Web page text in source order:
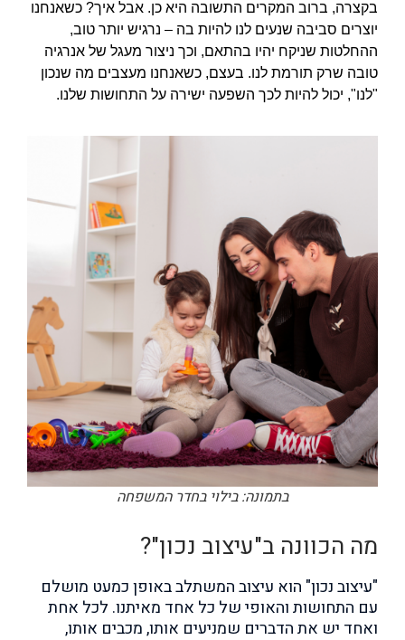
"לנו", יכול להיות לכך השפעה ישירה על התחושות שלנו.
בתמונה: בילוי בחדר המשפחה
מה הכוונה ב"עיצוב נכון"?
"עיצוב נכון" הוא עיצוב המשתלב באופן כמעט מושלם
עם התחושות והאופי של כל אחד מאיתנו. לכל אחת
ואחד יש את הדברים שמניעים אותו, מכבים אותו,